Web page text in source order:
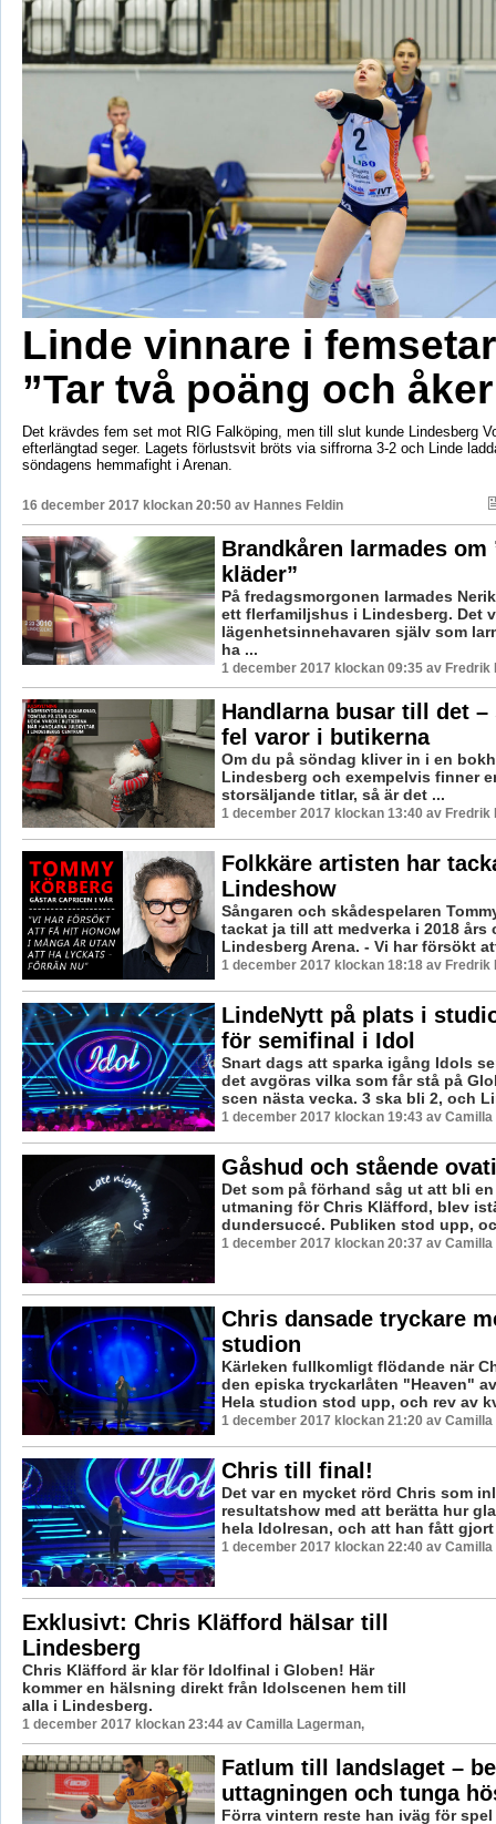
Linde vinnare i
”Tar två poäng och
Det krävdes fem set mot RIG Falköping, men till slut kunde Lindesberg
efterlängtad seger. Lagets förlustsvit bröts via siffrorna 3-2 och Linde
söndagens hemmafight i Arenan.
16 december 2017 klockan 20:50 av Hannes Feldin
Brandkåren larmades om
kläder”
På fredagsmorgonen larmades
ett flerfamiljshus i Lindesberg. Det
lägenhetsinnehavaren själv som
ha ...
1 december 2017 klockan 09:35 av Fredrik
Handlarna busar till det
fel varor i butikerna
Om du på söndag kliver in i en
Lindesberg och exempelvis finner
storsäljande titlar, så är det ...
1 december 2017 klockan 13:40 av Fredrik
Folkkäre artisten har
Lindeshow
Sångaren och skådespelaren
tackat ja till att medverka i 2018 års
Lindesberg Arena. - Vi har försökt
1 december 2017 klockan 18:18 av Fredrik
LindeNytt på plats i
för semifinal i Idol
Snart dags att sparka igång Idols
det avgöras vilka som får stå på
scen nästa vecka. 3 ska bli 2, och
1 december 2017 klockan 19:43 av Camilla
Gåshud och stående
Det som på förhand såg ut att bli
utmaning för Chris Kläfford, blev
dundersuccé. Publiken stod upp,
1 december 2017 klockan 20:37 av Camilla
Chris dansade tryckare
studion
Kärleken fullkomligt flödande när
den episka tryckarlåten "Heaven"
Hela studion stod upp, och rev av
1 december 2017 klockan 21:20 av Camilla
Chris till final!
Det var en mycket rörd Chris som
resultatshow med att berätta hur
hela Idolresan, och att han fått gjort
1 december 2017 klockan 22:40 av Camilla
Exklusivt: Chris Kläfford hälsar till
Lindesberg
Chris Kläfford är klar för Idolfinal i Globen! Här
kommer en hälsning direkt från Idolscenen hem till
alla i Lindesberg.
1 december 2017 klockan 23:44 av Camilla Lagerman,
Fatlum till landslaget –
uttagningen och tunga
Förra vintern reste han iväg för